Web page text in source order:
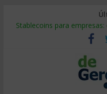
Stablecoins para
Despido silencioso: qué es
IA en selección de
Trabajo forzoso en la
Mercado hispano de EE.